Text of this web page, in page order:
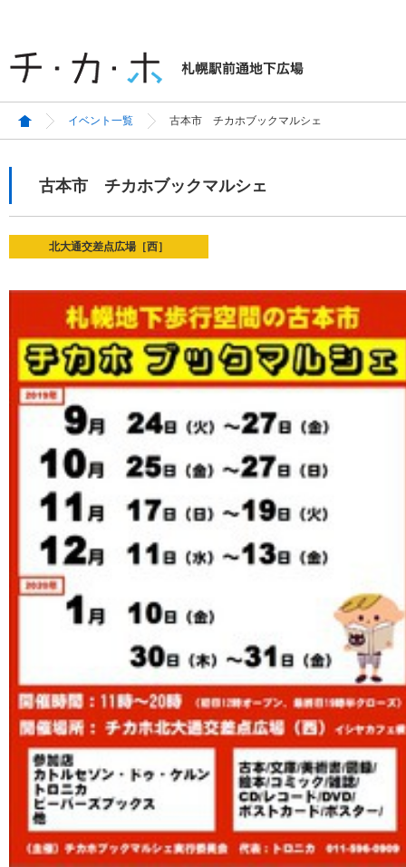
イベント一覧 古本市 チカホブックマルシェ
古本市 チカホブックマルシェ
北大通交差点広場［西］